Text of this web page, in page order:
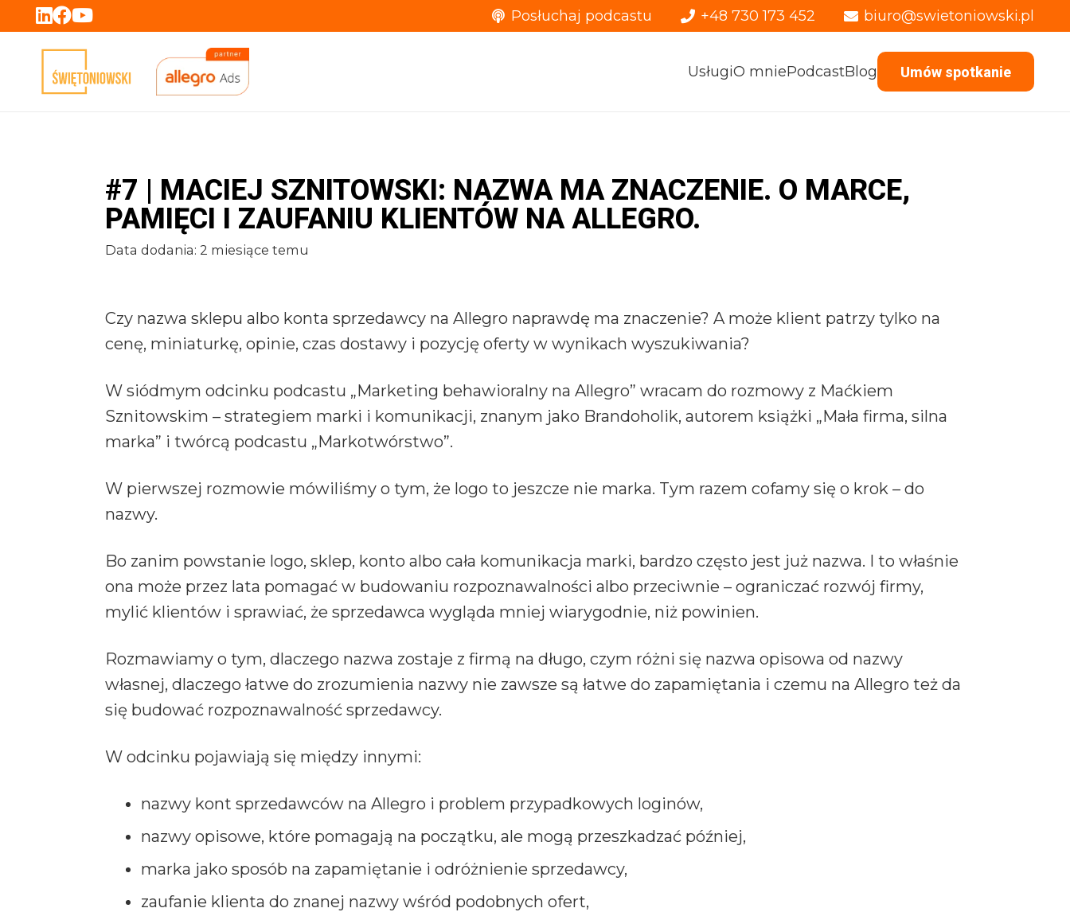
Posłuchaj podcastu +48 730 173 452 biuro@swietoniowski.pl
UsługiO mniePodcastBlog Umów spotkanie
#7 | MACIEJ SZNITOWSKI: NAZWA MA ZNACZENIE. O MARCE,
PAMIĘCI I ZAUFANIU KLIENTÓW NA ALLEGRO.
Data dodania: 2 miesiące temu
Czy nazwa sklepu albo konta sprzedawcy na Allegro naprawdę ma znaczenie? A może klient patrzy tylko na
cenę, miniaturkę, opinie, czas dostawy i pozycję oferty w wynikach wyszukiwania?
W siódmym odcinku podcastu „Marketing behawioralny na Allegro” wracam do rozmowy z Maćkiem
Sznitowskim – strategiem marki i komunikacji, znanym jako Brandoholik, autorem książki „Mała firma, silna
marka” i twórcą podcastu „Markotwórstwo”.
W pierwszej rozmowie mówiliśmy o tym, że logo to jeszcze nie marka. Tym razem cofamy się o krok – do
nazwy.
Bo zanim powstanie logo, sklep, konto albo cała komunikacja marki, bardzo często jest już nazwa. I to właśnie
ona może przez lata pomagać w budowaniu rozpoznawalności albo przeciwnie – ograniczać rozwój firmy,
mylić klientów i sprawiać, że sprzedawca wygląda mniej wiarygodnie, niż powinien.
Rozmawiamy o tym, dlaczego nazwa zostaje z firmą na długo, czym różni się nazwa opisowa od nazwy
własnej, dlaczego łatwe do zrozumienia nazwy nie zawsze są łatwe do zapamiętania i czemu na Allegro też da
się budować rozpoznawalność sprzedawcy.
W odcinku pojawiają się między innymi:
nazwy kont sprzedawców na Allegro i problem przypadkowych loginów,
nazwy opisowe, które pomagają na początku, ale mogą przeszkadzać później,
marka jako sposób na zapamiętanie i odróżnienie sprzedawcy,
zaufanie klienta do znanej nazwy wśród podobnych ofert,